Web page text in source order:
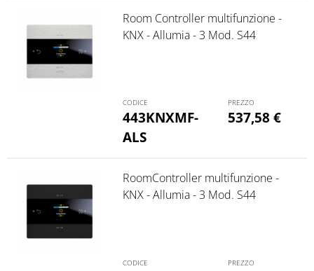
443KNXMF-
ALS
Room Controller multifunzione -
KNX - Allumia - 3 Mod. S44
537,58€
RoomController multifunzione -
KNX - Allumia - 3 Mod. S44